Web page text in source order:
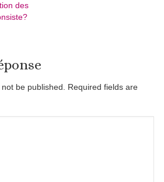
des
be published. Required fields are